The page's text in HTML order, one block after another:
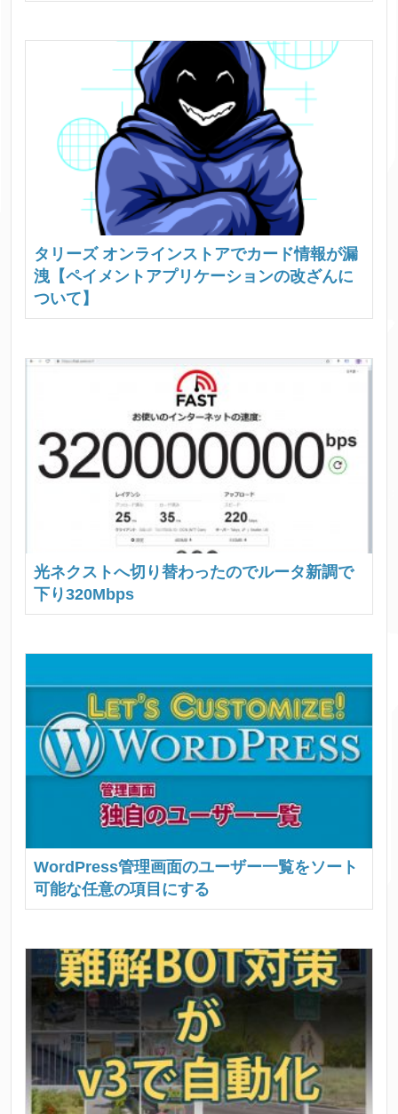
タリーズ オンラインストアでカード情報が漏
洩【ペイメントアプリケーションの改ざんに
ついて】
光ネクストへ切り替わったのでルータ新調で
下り320Mbps
WordPress管理画面のユーザー一覧をソート
可能な任意の項目にする